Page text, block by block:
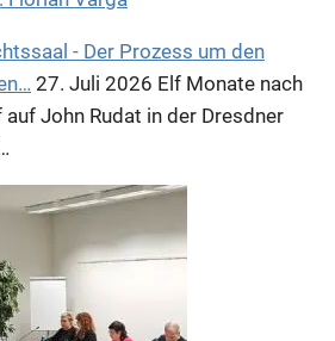
- Der Prozess um den
27. Juli 2026 Elf Monate nach
John Rudat in der Dresdner